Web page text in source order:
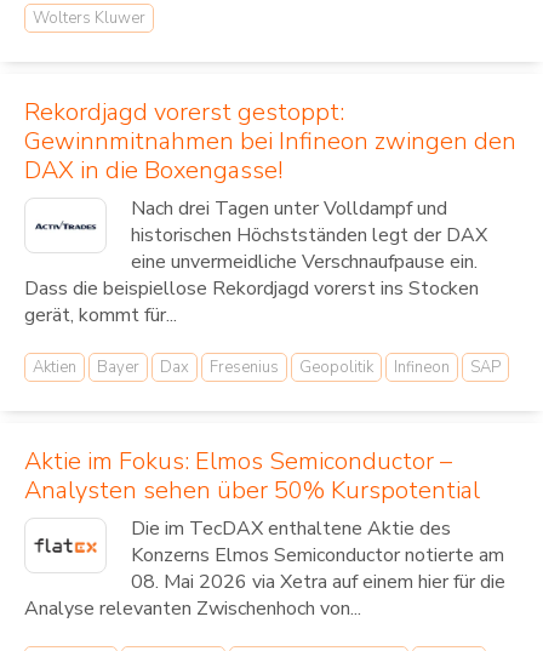
Wolters Kluwer
Rekordjagd vorerst gestoppt:
Gewinnmitnahmen bei Infineon zwingen den
DAX in die Boxengasse!
Nach drei Tagen unter Volldampf und
historischen Höchstständen legt der DAX
eine unvermeidliche Verschnaufpause ein.
Dass die beispiellose Rekordjagd vorerst ins Stocken
gerät, kommt für...
Aktien Bayer Dax Fresenius Geopolitik Infineon SAP
Aktie im Fokus: Elmos Semiconductor –
Analysten sehen über 50% Kurspotential
Die im TecDAX enthaltene Aktie des
Konzerns Elmos Semiconductor notierte am
08. Mai 2026 via Xetra auf einem hier für die
Analyse relevanten Zwischenhoch von...